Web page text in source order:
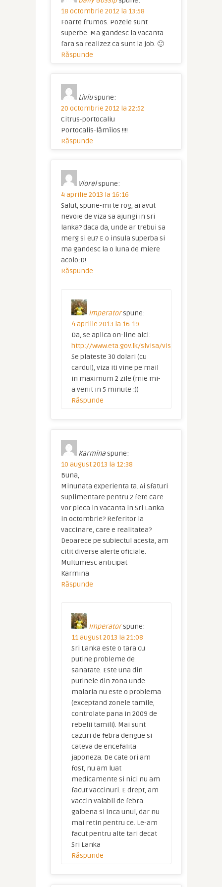
18 octombrie 2012 la 13:58
Foarte frumos. Pozele sunt
superbe. Ma gandesc la vacanta
fara sa realizez ca sunt la job. 🙂
Răspunde
Liviu spune:
20 octombrie 2012 la 22:52
Citrus-portocaliu
Portocalis-lămîios !!!!
Răspunde
Viorel spune:
4 aprilie 2013 la 16:16
Salut, spune-mi te rog, ai avut
nevoie de viza sa ajungi in sri
lanka? daca da, unde ar trebui sa
merg si eu? E o insula superba si
ma gandesc la o luna de miere
acolo:D!
Răspunde
Imperator spune:
4 aprilie 2013 la 16:19
Da, se aplica on-line aici:
http://www.eta.gov.lk/slvisa/visainfo/center.jsp
Se plateste 30 dolari (cu
cardul), viza iti vine pe mail
in maximum 2 zile (mie mi-
a venit in 5 minute :))
Răspunde
Karmina spune:
10 august 2013 la 12:38
Buna,
Minunata experienta ta. Ai sfaturi
suplimentare pentru 2 fete care
vor pleca in vacanta in Sri Lanka
in octombrie? Referitor la
vaccinare, care e realitatea?
Deoarece pe subiectul acesta, am
citit diverse alerte oficiale.
Multumesc anticipat
Karmina
Răspunde
Imperator spune:
11 august 2013 la 21:08
Sri Lanka este o tara cu
putine probleme de
sanatate. Este una din
putinele din zona unde
malaria nu este o problema
(exceptand zonele tamile,
controlate pana in 2009 de
rebelii tamili). Mai sunt
cazuri de febra dengue si
cateva de encefalita
japoneza. De cate ori am
fost, nu am luat
medicamente si nici nu am
facut vaccinuri. E drept, am
vaccin valabil de febra
galbena si inca unul, dar nu
mai retin pentru ce. Le-am
facut pentru alte tari decat
Sri Lanka
Răspunde